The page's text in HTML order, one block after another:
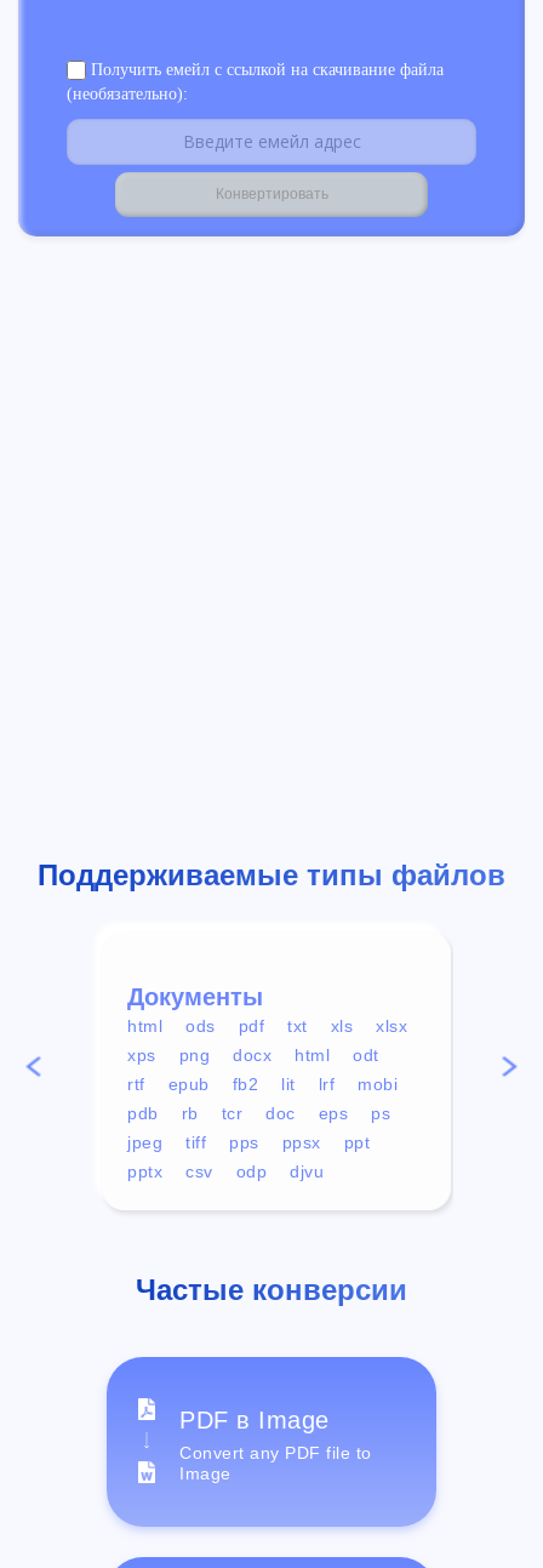
Получить емейл с ссылкой на скачивание файла
(необязательно):
Поддерживаемые типы файлов
Документы
html ods pdf txt xls
xlsx
xps
png docx html
odt
rtf
epub fb2 lit lrf
mobi
pdb
rb tcr doc eps
ps
jpeg
tiff pps ppsx
ppt
pptx
csv odp djvu
mp4
Частые конверсии
PDF в Image
Convert any PDF file to
Image